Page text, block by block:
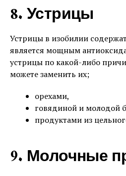
8. Устрицы
Устрицы в изобилии
является мощным
устрицы по какой-либо
можете заменить их;
орехами,
говядиной и молодой
продуктами из
9. Молочные